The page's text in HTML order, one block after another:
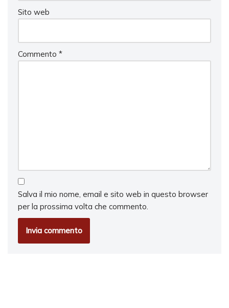
Sito web
Commento *
Salva il mio nome, email e sito web in questo browser
per la prossima volta che commento.